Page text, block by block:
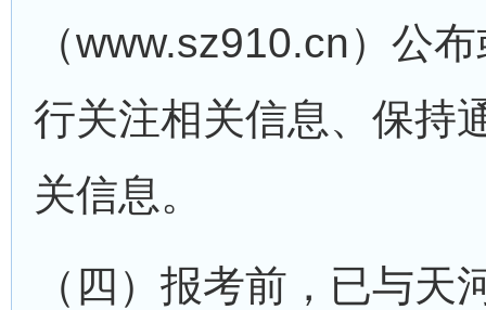
（www.sz910.cn）公
行关注相关信息、保持
关信息。
（四）报考前，已与